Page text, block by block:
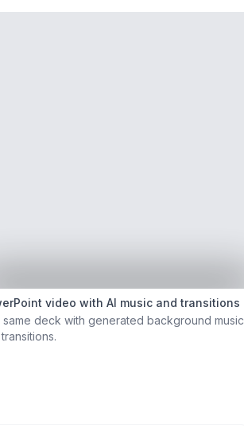
video with AI music and transitions
same deck with generated background music